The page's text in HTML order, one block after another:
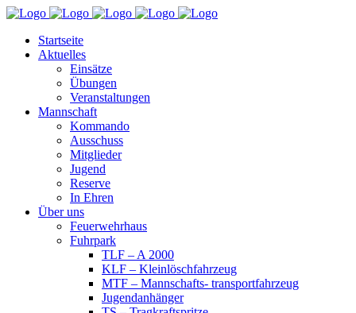
Startseite
Aktuelles
Einsätze
Übungen
Veranstaltungen
Mannschaft
Kommando
Ausschuss
Mitglieder
Jugend
Reserve
In Ehren
Über uns
Feuerwehrhaus
Fuhrpark
TLF – A 2000
KLF – Kleinlöschfahrzeug
MTF – Mannschafts- transportfahrzeug
Jugendanhänger